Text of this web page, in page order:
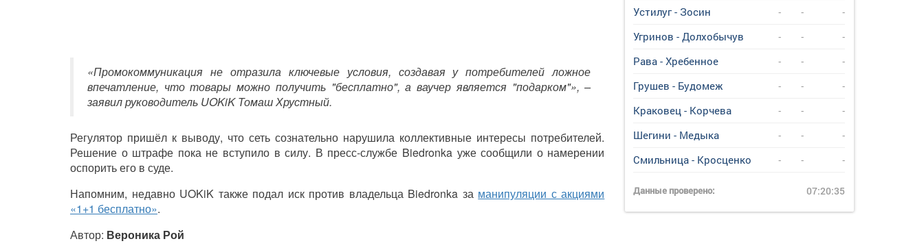
«Промокоммуникация не отразила ключевые условия, создавая у потребителей ложное
впечатление, что товары можно получить "бесплатно", а ваучер является "подарком"», –
заявил руководитель UOKiK Томаш Хрустный.
Регулятор пришёл к выводу, что сеть сознательно нарушила коллективные интересы потребителей.
Решение о штрафе пока не вступило в силу. В пресс-службе Biedronka уже сообщили о намерении
оспорить его в суде.
Напомним, недавно UOKiK также подал иск против владельца Biedronka за манипуляции с акциями
«1+1 бесплатно».
Автор: Вероника Рой
Устилуг - Зосин
- -
-
Угринов - Долхобычув
- -
-
Рава - Хребенное
- -
-
Грушев - Будомеж
- -
-
Краковец - Корчева
- -
-
Шегини - Медыка
- -
-
Смильница - Кросценко
- - -
Данные проверено: 07:20:35